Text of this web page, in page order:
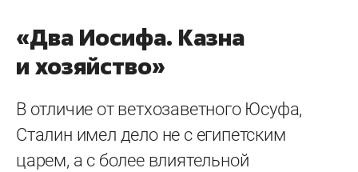
«Два Иосифа. Казна
и хозяйство»
В отличие от ветхозаветного Юсуфа,
Сталин имел дело не с египетским
царем, а с более влиятельной